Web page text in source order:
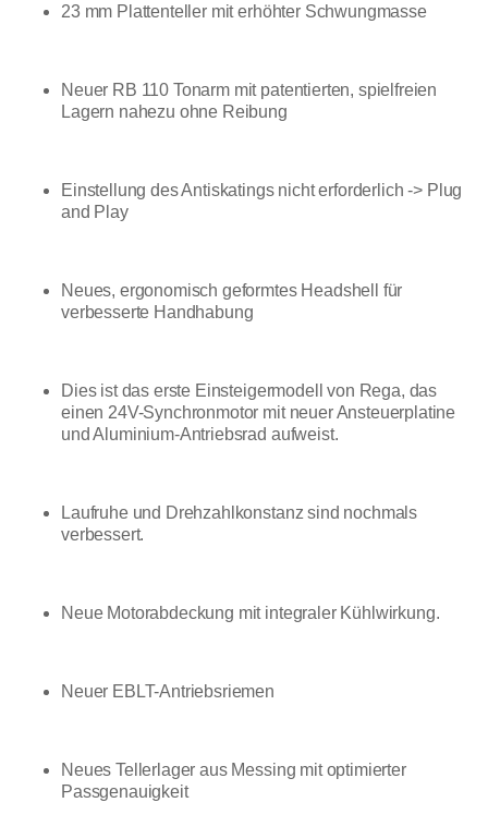
23 mm Plattenteller mit erhöhter Schwungmasse
Neuer RB 110 Tonarm mit patentierten, spielfreien
Lagern nahezu ohne Reibung
Einstellung des Antiskatings nicht erforderlich -> Plug
and Play
Neues, ergonomisch geformtes Headshell für
verbesserte Handhabung
Dies ist das erste Einsteigermodell von Rega, das
einen 24V-Synchronmotor mit neuer Ansteuerplatine
und Aluminium-Antriebsrad aufweist.
Laufruhe und Drehzahlkonstanz sind nochmals
verbessert.
Neue Motorabdeckung mit integraler Kühlwirkung.
Neuer EBLT-Antriebsriemen
Neues Tellerlager aus Messing mit optimierter
Passgenauigkeit